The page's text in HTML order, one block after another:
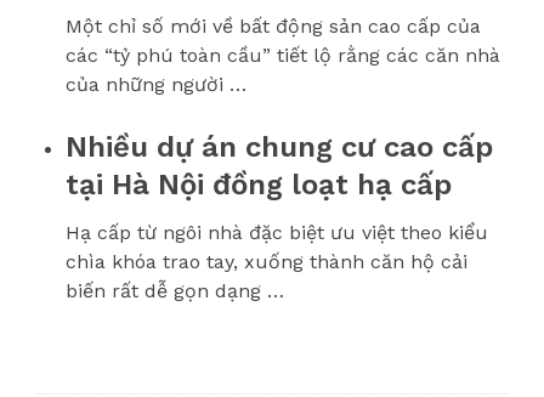
Một chỉ số mới về bất động sản cao cấp của
các “tỷ phú toàn cầu” tiết lộ rằng các căn nhà
của những người …
Nhiều dự án chung cư cao cấp
tại Hà Nội đồng loạt hạ cấp
Hạ cấp từ ngôi nhà đặc biệt ưu việt theo kiểu
chìa khóa trao tay, xuống thành căn hộ cải
biến rất dễ gọn dạng …